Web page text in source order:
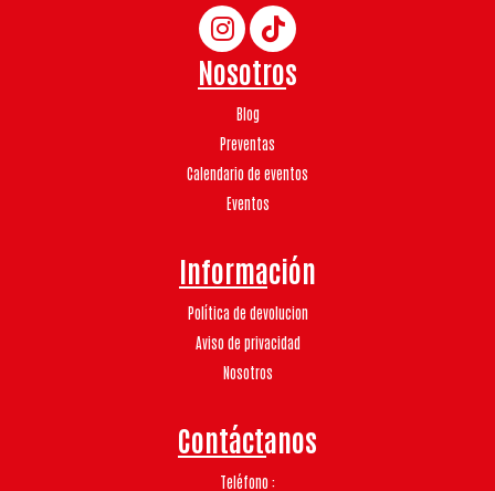
Nosotros
Blog
Preventas
Calendario de eventos
Eventos
Información
Política de devolucion
Aviso de privacidad
Nosotros
Contáctanos
Teléfono